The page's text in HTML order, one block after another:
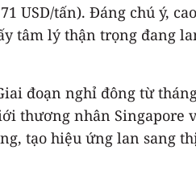
USD/tấn). Đáng chú ý,
tâm lý thận trọng đang
đoạn nghỉ đông từ
thương nhân Singapore
tạo hiệu ứng lan sang